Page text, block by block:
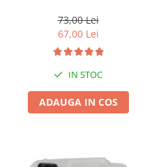
Genti bagaje moto
Suporti si placi prindere
73,00 Lei
67,00 Lei
IN STOC
ADAUGA IN COS